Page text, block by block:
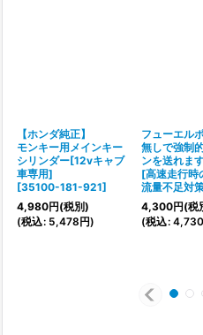
【ホンダ純正】
モンキー用メインキー
シリンダー[12vキャブ
車専用]
[35100-181-921]
4,980円(税別)
(税込: 5,478円)
フューエル
無しで強制
ンを送れま
[高速走行時
流量不足対
4,300円(税
(税込: 4,730